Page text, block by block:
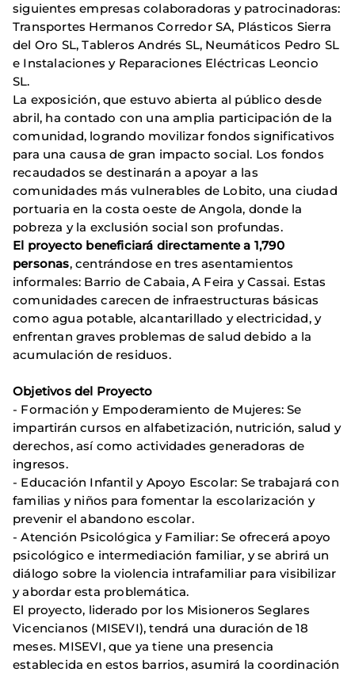
siguientes empresas colaboradoras y patrocinadoras:
Transportes Hermanos Corredor SA, Plásticos Sierra
del Oro SL, Tableros Andrés SL, Neumáticos Pedro SL
e Instalaciones y Reparaciones Eléctricas Leoncio
SL.
La exposición, que estuvo abierta al público desde
abril, ha contado con una amplia participación de la
comunidad, logrando movilizar fondos significativos
para una causa de gran impacto social. Los fondos
recaudados se destinarán a apoyar a las
comunidades más vulnerables de Lobito, una ciudad
portuaria en la costa oeste de Angola, donde la
pobreza y la exclusión social son profundas.
El proyecto beneficiará directamente a 1,790
personas, centrándose en tres asentamientos
informales: Barrio de Cabaia, A Feira y Cassai. Estas
comunidades carecen de infraestructuras básicas
como agua potable, alcantarillado y electricidad, y
enfrentan graves problemas de salud debido a la
acumulación de residuos.
Objetivos del Proyecto
- Formación y Empoderamiento de Mujeres: Se
impartirán cursos en alfabetización, nutrición, salud y
derechos, así como actividades generadoras de
ingresos.
- Educación Infantil y Apoyo Escolar: Se trabajará con
familias y niños para fomentar la escolarización y
prevenir el abandono escolar.
- Atención Psicológica y Familiar: Se ofrecerá apoyo
psicológico e intermediación familiar, y se abrirá un
diálogo sobre la violencia intrafamiliar para visibilizar
y abordar esta problemática.
El proyecto, liderado por los Misioneros Seglares
Vicencianos (MISEVI), tendrá una duración de 18
meses. MISEVI, que ya tiene una presencia
establecida en estos barrios, asumirá la coordinación